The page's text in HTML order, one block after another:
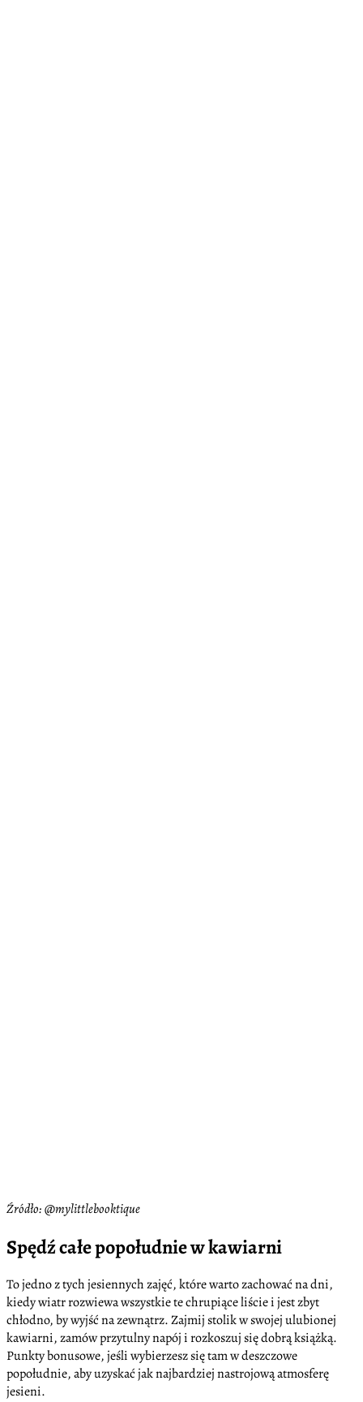
Źródło: @mylittlebooktique
Spędź całe popołudnie w kawiarni
To jedno z tych jesiennych zajęć, które warto zachować na dni,
kiedy wiatr rozwiewa wszystkie te chrupiące liście i jest zbyt
chłodno, by wyjść na zewnątrz. Zajmij stolik w swojej ulubionej
kawiarni, zamów przytulny napój i rozkoszuj się dobrą książką.
Punkty bonusowe, jeśli wybierzesz się tam w deszczowe
popołudnie, aby uzyskać jak najbardziej nastrojową atmosferę
jesieni.